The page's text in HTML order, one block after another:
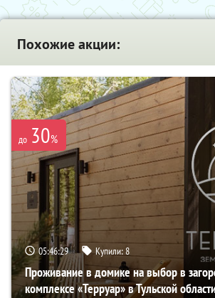
Похожие акции:
до 30%
05:46:27 Купили:8
Проживание в домике на выбор в
комплексе «Терруар» в Тульской